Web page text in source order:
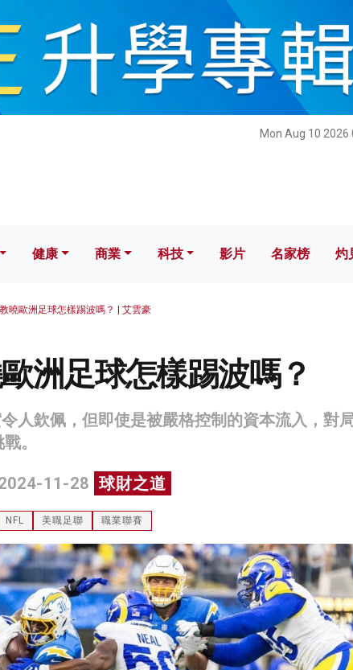
Mon Aug 10
健康 科技 影片 名家榜
健康 商業 科技 影片 名家榜 灼
教曉歐洲足球怎樣踢波嗎？ | 艾雲豪
洲足球怎樣踢波嗎？
人欽佩，但即使是被嚴格控制的資本流入，對
。
11-28 球財之道
NFL 美職足聯 職業聯賽